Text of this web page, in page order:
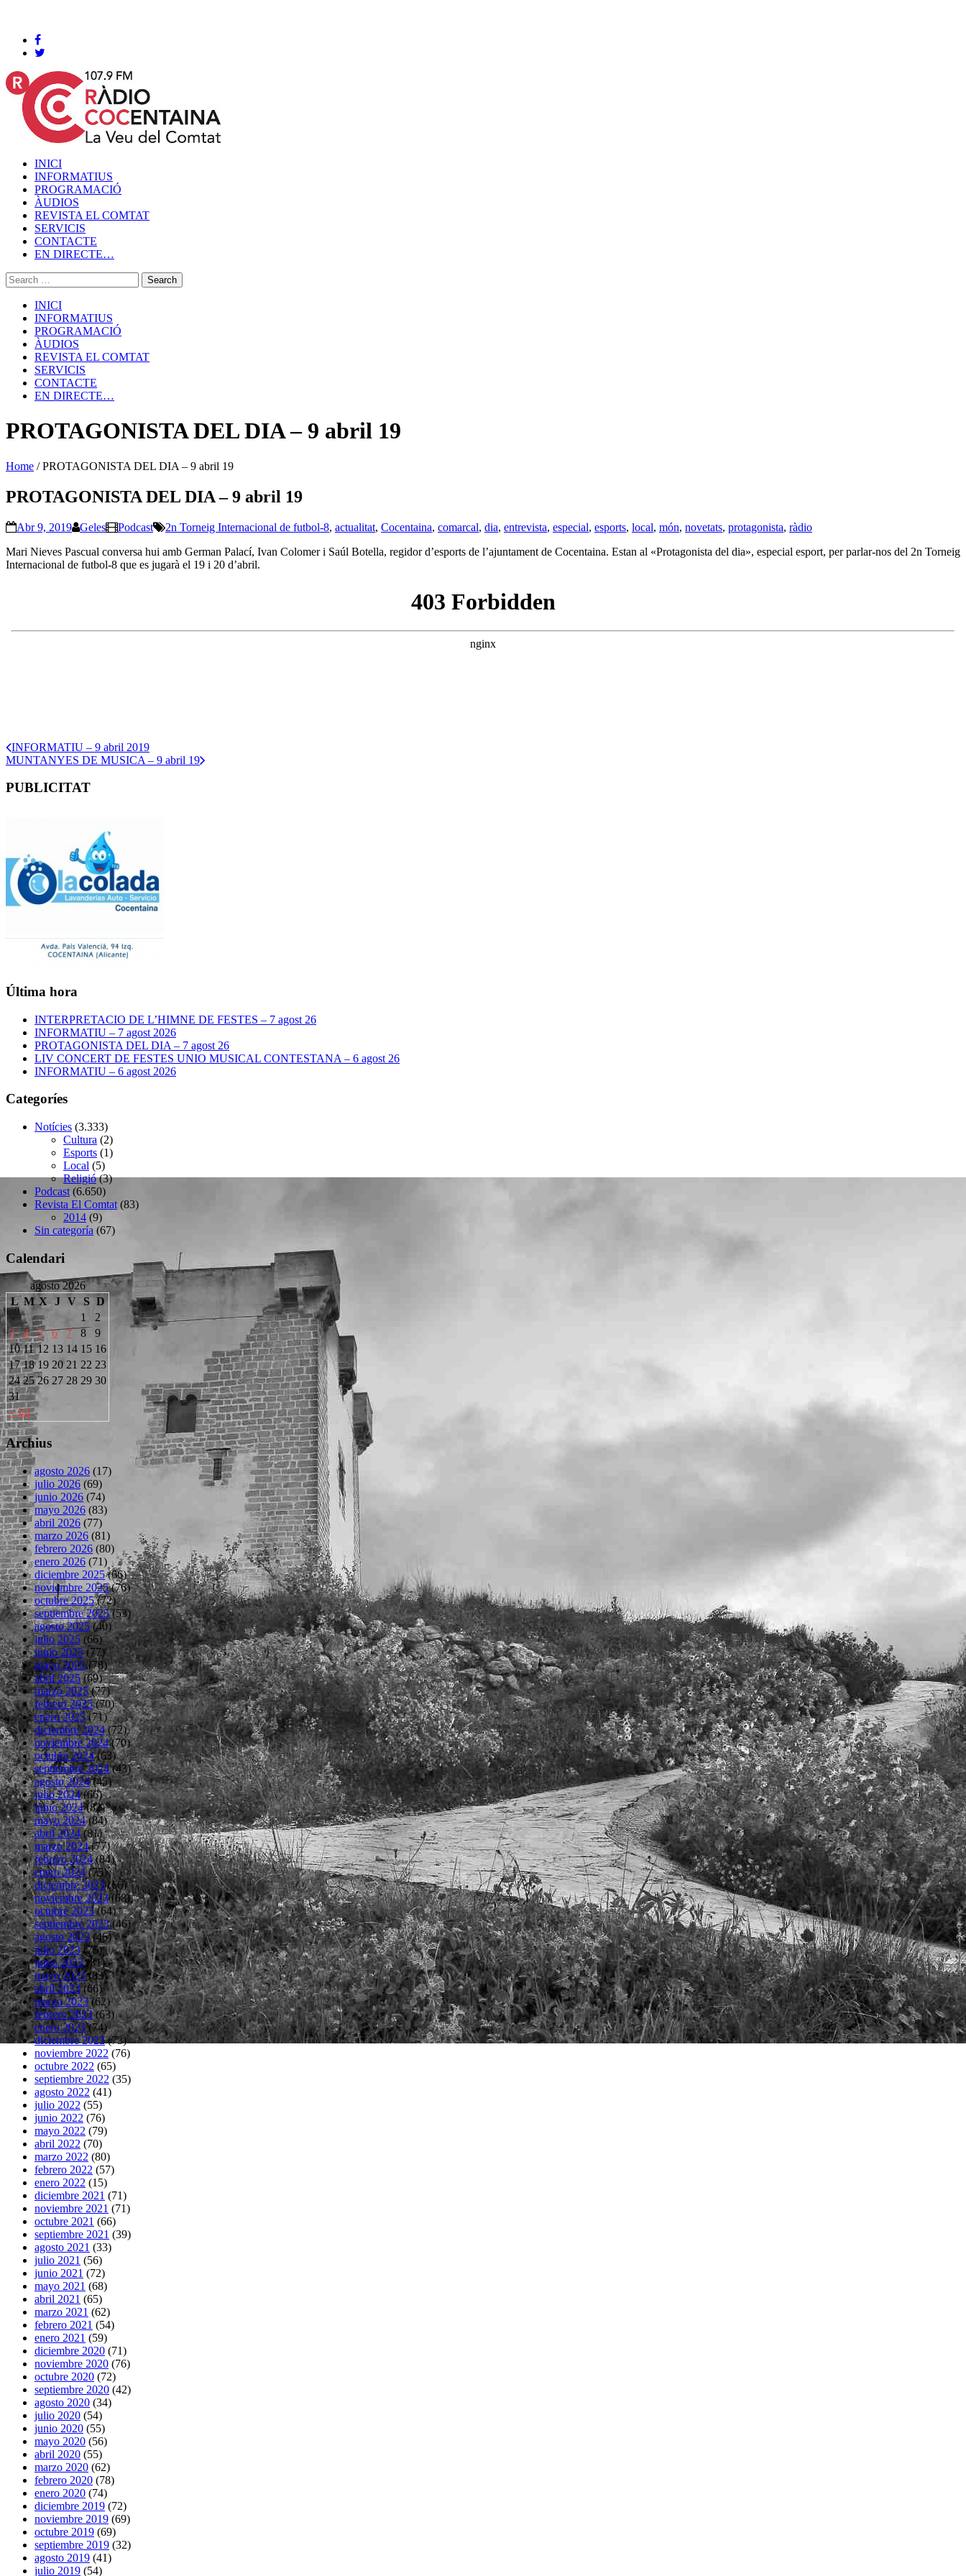
INICI
INFORMATIUS
PROGRAMACIÓ
ÀUDIOS
REVISTA EL COMTAT
SERVICIS
CONTACTE
EN DIRECTE…
INICI
INFORMATIUS
PROGRAMACIÓ
ÀUDIOS
REVISTA EL COMTAT
SERVICIS
CONTACTE
EN DIRECTE…
PROTAGONISTA DEL DIA – 9 abril 19
Home /PROTAGONISTA DEL DIA – 9 abril 19
PROTAGONISTA DEL DIA – 9 abril 19
Abr 9, 2019 Geles Podcast 2n Torneig Internacional de futbol-8, actualitat, Cocentaina, comarcal, dia, entrevista, especial, esports, local, món, novetats, protagonista, ràdio
Mari Nieves Pascual conversa hui amb German Palací, Ivan Colomer i Saúl Botella, regidor d’esports de l’ajuntament de Cocentaina. Estan al «Protagonista del dia», especial esport, per parlar-nos del 2n Torneig
Internacional de futbol-8 que es jugarà el 19 i 20 d’abril.
INFORMATIU – 9 abril 2019
MUNTANYES DE MUSICA – 9 abril 19
PUBLICITAT
Última hora
INTERPRETACIO DE L’HIMNE DE FESTES – 7 agost 26
INFORMATIU – 7 agost 2026
PROTAGONISTA DEL DIA – 7 agost 26
LIV CONCERT DE FESTES UNIO MUSICAL CONTESTANA – 6 agost 26
INFORMATIU – 6 agost 2026
Categoríes
Notícies (3.333)
Cultura (2)
Esports (1)
Local (5)
Religió(3)
Podcast (6.650)
Revista El Comtat (83)
2014 (9)
Sin categoría (67)
Calendari
agosto 2026
L M X J V S D
« Jul
1
2
3
4 5 6 7 8
9
10 11 12 13 14 15 16
17 18 19 20 21 22 23
24 25 26 27 28 29 30
31
Archius
agosto 2026 (17)
julio 2026 (69)
junio 2026 (74)
mayo 2026 (83)
abril 2026 (77)
marzo 2026 (81)
febrero 2026 (80)
enero 2026 (71)
diciembre 2025(66)
noviembre 2025(76)
octubre 2025(72)
septiembre 2025(53)
agosto 2025(40)
julio 2025 (66)
junio 2025(77)
mayo 2025(78)
abril 2025(69)
marzo 2025(77)
febrero 2025(70)
enero 2025(71)
diciembre 2024(72)
noviembre 2024(70)
octubre 2024(63)
septiembre 2024(43)
agosto 2024(45)
julio 2024(66)
junio 2024(82)
mayo 2024(84)
abril 2024(81)
marzo 2024(77)
febrero 2024(84)
enero 2024(75)
diciembre 2023(66)
noviembre 2023(68)
octubre 2023(64)
septiembre 2023(46)
agosto 2023(46)
julio 2023(75)
junio 2023(81)
mayo 2023(83)
abril 2023(66)
marzo 2023(62)
febrero 2023(63)
enero 2023(74)
diciembre 2022(73)
noviembre 2022 (76)
octubre 2022 (65)
septiembre 2022 (35)
agosto 2022 (41)
julio 2022 (55)
junio 2022 (76)
mayo 2022 (79)
abril 2022 (70)
marzo 2022 (80)
febrero 2022 (57)
enero 2022 (15)
diciembre 2021 (71)
noviembre 2021 (71)
octubre 2021 (66)
septiembre 2021 (39)
agosto 2021 (33)
julio 2021 (56)
junio 2021 (72)
mayo 2021 (68)
abril 2021 (65)
marzo 2021 (62)
febrero 2021 (54)
enero 2021 (59)
diciembre 2020 (71)
noviembre 2020 (76)
octubre 2020 (72)
septiembre 2020 (42)
agosto 2020 (34)
julio 2020 (54)
junio 2020 (55)
mayo 2020 (56)
abril 2020 (55)
marzo 2020 (62)
febrero 2020 (78)
enero 2020 (74)
diciembre 2019 (72)
noviembre 2019 (69)
octubre 2019 (69)
septiembre 2019 (32)
agosto 2019 (41)
julio 2019 (54)